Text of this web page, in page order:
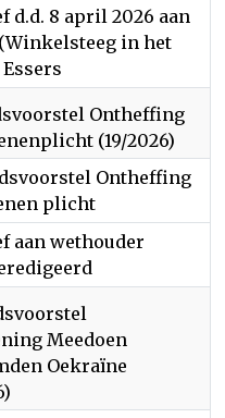
d.d. 8 april 2026 aan
in het
Ontheffing
(19/2026)
Ontheffing
plicht
aan wethouder
Meedoen
Oekraïne